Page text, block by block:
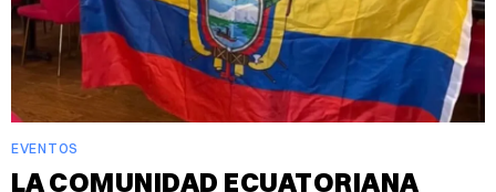
EVENTOS
LA COMUNIDAD ECUATORIANA